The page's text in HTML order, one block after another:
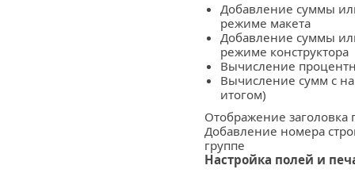
Добавление суммы
режиме макета
Добавление суммы
режиме конструктора
Вычисление
Вычисление сумм с
итогом)
Отображение
Добавление номера
группе
Настройка полей и